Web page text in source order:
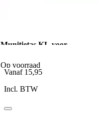
Munitietas KL voor
camo (B)
Op voorraad
Vanaf 15,95
Incl. BTW